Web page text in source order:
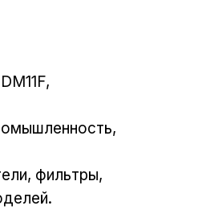
фильтры,